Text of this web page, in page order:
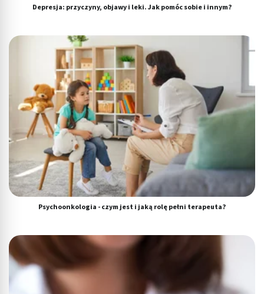
Depresja: przyczyny, objawy i leki. Jak pomóc sobie i innym?
Psychoonkologia - czym jest i jaką rolę pełni terapeuta?